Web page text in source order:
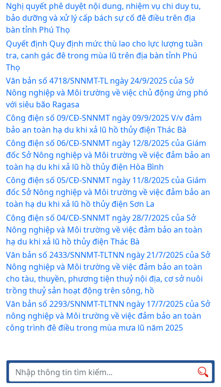
Nghị quyết phê duyệt nội dung, nhiệm vụ chi duy tu,
bảo dưỡng và xử lý cấp bách sự cố đê điều trên địa
bàn tỉnh Phú Thọ
Quyết định Quy định mức thù lao cho lực lượng tuần
tra, canh gác đê trong mùa lũ trên địa bàn tỉnh Phú
Thọ
Văn bản số 4718/SNNMT-TL ngày 24/9/2025 của Sở
Nông nghiệp và Môi trường về việc chủ động ứng phó
với siêu bão Ragasa
Công điện số 09/CĐ-SNNMT ngày 09/9/2025 V/v đảm
bảo an toàn hạ du khi xả lũ hồ thủy điện Thác Bà
Công điện số 06/CĐ-SNNMT ngày 12/8/2025 của Giám
đốc Sở Nông nghiệp và Môi trường về việc đảm bảo an
toàn hạ du khi xả lũ hồ thủy điện Hòa Bình
Công điện số 05/CĐ-SNNMT ngày 11/8/2025 của Giám
đốc Sở Nông nghiệp và Môi trường về việc đảm bảo an
toàn hạ du khi xả lũ hồ thủy điện Sơn La
Công điện số 04/CĐ-SNNMT ngày 28/7/2025 của Sở
Nông nghiệp và Môi trường về việc đảm bảo an toàn
hạ du khi xả lũ hồ thủy điện Thác Bà
Văn bản số 2433/SNNMT-TLTNN ngày 21/7/2025 của Sở
Nông nghiệp và Môi trường về việc đảm bảo an toàn
cho tàu, thuyền, phương tiện thuỷ nội địa, cơ sở nuôi
trồng thuỷ sản hoạt động trên sông, hồ
Văn bản số 2293/SNNMT-TLTNN ngày 17/7/2025 của Sở
nông nghiệp và Môi trường về việc đảm bảo an toàn
công trình đê điều trong mùa mưa lũ năm 2025
Tìm kiếm